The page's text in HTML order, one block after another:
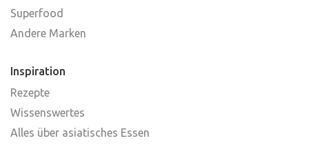
Superfood
Andere Marken
Inspiration
Rezepte
Wissenswertes
Alles über asiatisches Essen